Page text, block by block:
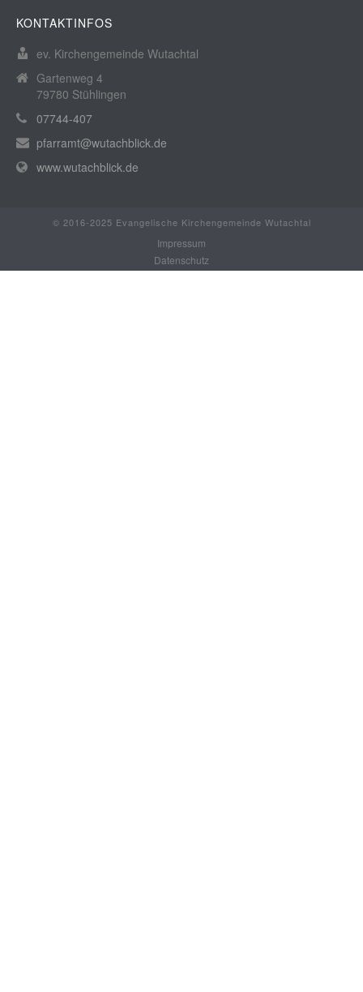
KONTAKTINFOS
ev. Kirchengemeinde Wutachtal
Gartenweg 4
79780 Stühlingen
07744-407
pfarramt@wutachblick.de
www.wutachblick.de
© 2016-2025 Evangelische Kirchengemeinde Wutachtal
Impressum
Datenschutz